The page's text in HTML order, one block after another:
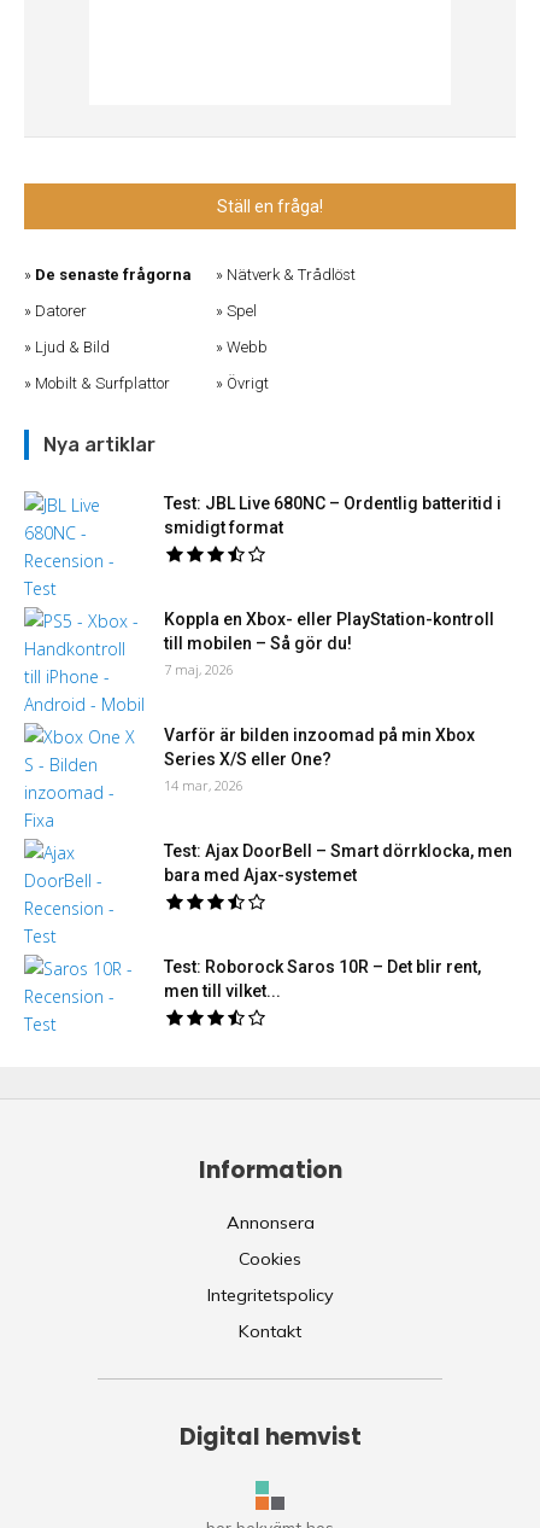
Ställ en fråga!
De senaste frågorna
Datorer
Ljud & Bild
Mobilt & Surfplattor
Nätverk & Trådlöst
Spel
Webb
Övrigt
Nya artiklar
Test: JBL Live 680NC – Ordentlig batteritid i
smidigt format
Koppla en Xbox- eller PlayStation-kontroll
till mobilen – Så gör du!
7 maj, 2026
Varför är bilden inzoomad på min Xbox
Series X/S eller One?
14 mar, 2026
Test: Ajax DoorBell – Smart dörrklocka, men
bara med Ajax-systemet
Test: Roborock Saros 10R – Det blir rent,
men till vilket...
Information
Annonsera
Cookies
Integritetspolicy
Kontakt
Digital hemvist